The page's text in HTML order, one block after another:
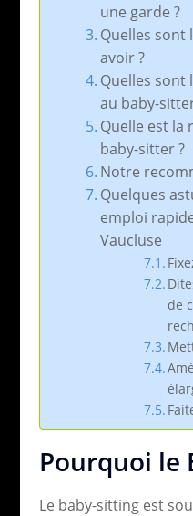
une garde ?
Quelles sont
avoir ?
Quelles sont
au baby-
Quelle est la
baby-sitter ?
Notre
Quelques
emploi
Vaucluse
de
Pourquoi le
Le baby-sitting est